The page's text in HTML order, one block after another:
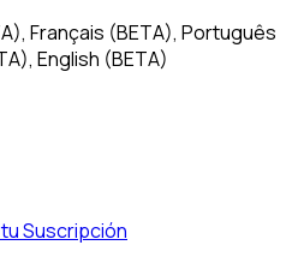
Français (BETA), Português
English (BETA)
Suscripción